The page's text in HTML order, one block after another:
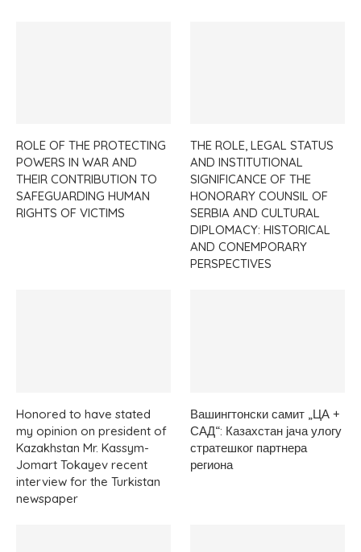
ROLE OF THE PROTECTING
POWERS IN WAR AND
THEIR CONTRIBUTION TO
SAFEGUARDING HUMAN
RIGHTS OF VICTIMS
THE ROLE, LEGAL STATUS
AND INSTITUTIONAL
SIGNIFICANCE OF THE
HONORARY COUNSIL OF
SERBIA AND CULTURAL
DIPLOMACY: HISTORICAL
AND CONEMPORARY
PERSPECTIVES
Honored to have stated
my opinion on president of
Kazakhstan Mr. Kassym-
Jomart Tokayev recent
interview for the Turkistan
newspaper
Вашингтонски самит „ЦА +
САД“: Казахстан јача улогу
стратешког партнера
региона